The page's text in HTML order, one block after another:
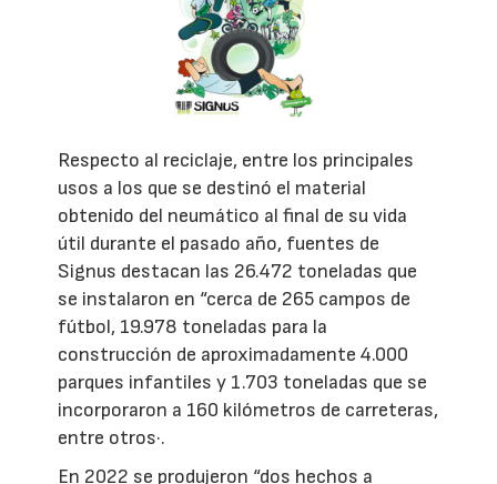
Respecto al reciclaje, entre los principales
usos a los que se destinó el material
obtenido del neumático al final de su vida
útil durante el pasado año, fuentes de
Signus destacan las 26.472 toneladas que
se instalaron en “cerca de 265 campos de
fútbol, 19.978 toneladas para la
construcción de aproximadamente 4.000
parques infantiles y 1.703 toneladas que se
incorporaron a 160 kilómetros de carreteras,
entre otros·.
En 2022 se produjeron “dos hechos a